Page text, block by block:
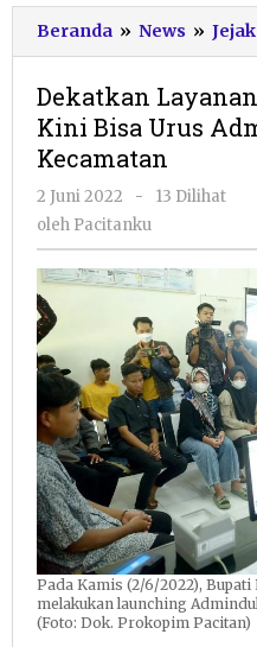
Beranda » News »
Dekatkan
Kini Bisa Urus
Kecamatan
2 Juni 2022
oleh
Pacitanku
-
13 Dilihat
oleh Pacitanku
Pada Kamis (2/6/2022),
melakukan launching
(Foto: Dok. Prokopim Pacitan)